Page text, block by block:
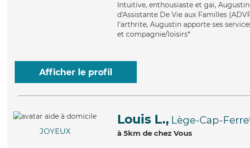
Intuitive, enthousiaste et gai,
d'Assistante De Vie aux Familles
l'arthrite, Augustin apporte ses
et compagnie/loisirs*
Afficher le profil
JOYEUX
Louis L., Lège-Cap-
à 5km de chez Vous